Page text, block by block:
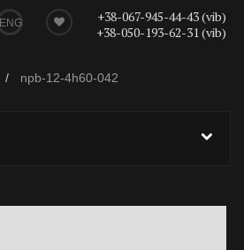
ENG
+38-067-945-44-43 (vib)
+38-050-193-62-31 (vib)
npb-12-4h60-042